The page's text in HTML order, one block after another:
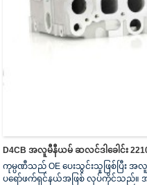
D4CB အလူမီနီယမ် ဆလင်ဒါခေါင်း
ကုမ္ပဏီသည် OE ပေးသွင်းသူဖြစ်ပြီး အလူ
ပရော်ဖက်ရှင်နယ်အဖြစ် လုပ်ကိုင်သည်။